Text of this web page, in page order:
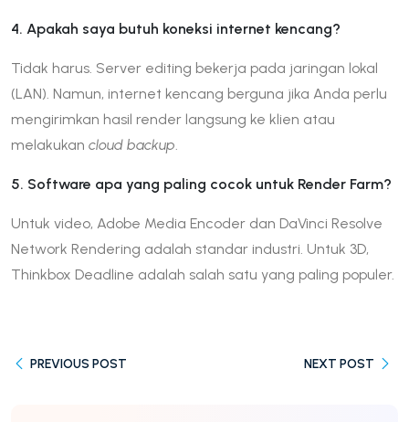
4. Apakah saya butuh koneksi internet kencang?
Tidak harus. Server editing bekerja pada jaringan lokal
(LAN). Namun, internet kencang berguna jika Anda perlu
mengirimkan hasil render langsung ke klien atau
melakukan cloud backup.
5. Software apa yang paling cocok untuk Render Farm?
Untuk video, Adobe Media Encoder dan DaVinci Resolve
Network Rendering adalah standar industri. Untuk 3D,
Thinkbox Deadline adalah salah satu yang paling populer.
PREVIOUS POST NEXT POST